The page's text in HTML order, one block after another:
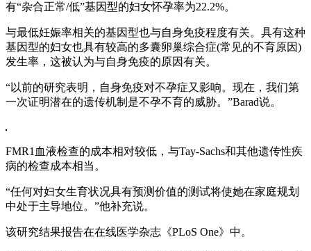
有“杂合正常/低”基因型的妇女怀孕率为22.2%。
与最低妊娠率相关的基因型也与自身免疫程度有关。具有这种
基因型的妇女也具有较高的多囊卵巢综合症(常见的不育原因)
发生率，这被认为与自身免疫的原因有关。
“以前的研究表明，自身免疫对不孕症又影响。现在，我们第
一次证明潜在的遗传机制是不孕不育的威胁。”Barad说。
FMR1血液检查的成本相对较低，与Tay-Sachs和其他遗传性疾
病的检查成本相当。
“任何对妇女生育状况具有预测价值的测试将使她在家庭规划
中处于主导地位。”他补充说。
该研究结果报告在在线医学杂志《PLoS One》中。